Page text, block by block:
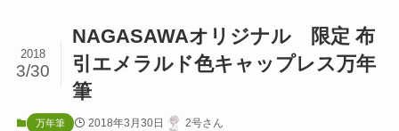
NAGASAWAオリジナル 限定 布
引エメラルド色キャップレス万年
筆
2018
3/30
万年筆 2018年3月30日 2号さん